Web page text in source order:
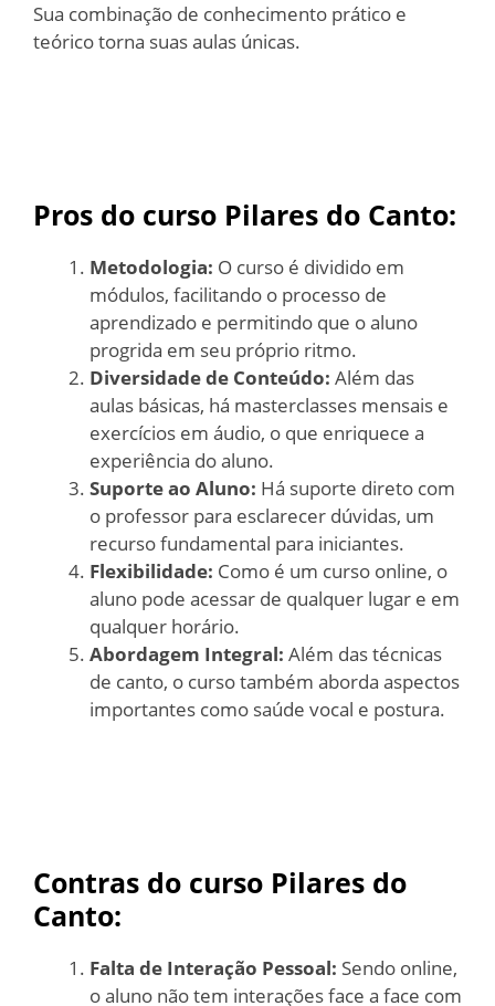
Sua combinação de conhecimento prático e
teórico torna suas aulas únicas.
Pros do curso Pilares do Canto:
Metodologia: O curso é dividido em
módulos, facilitando o processo de
aprendizado e permitindo que o aluno
progrida em seu próprio ritmo.
Diversidade de Conteúdo: Além das
aulas básicas, há masterclasses mensais e
exercícios em áudio, o que enriquece a
experiência do aluno.
Suporte ao Aluno: Há suporte direto com
o professor para esclarecer dúvidas, um
recurso fundamental para iniciantes.
Flexibilidade: Como é um curso online, o
aluno pode acessar de qualquer lugar e em
qualquer horário.
Abordagem Integral: Além das técnicas
de canto, o curso também aborda aspectos
importantes como saúde vocal e postura.
Contras do curso Pilares do
Canto:
Falta de Interação Pessoal: Sendo online,
o aluno não tem interações face a face com